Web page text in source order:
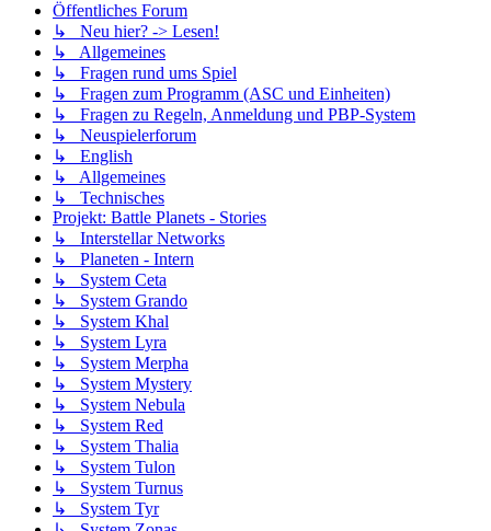
Öffentliches Forum
↳ Neu hier? -> Lesen!
↳ Allgemeines
↳ Fragen rund ums Spiel
↳ Fragen zum Programm (ASC und Einheiten)
↳ Fragen zu Regeln, Anmeldung und PBP-System
↳ Neuspielerforum
↳ English
↳ Allgemeines
↳ Technisches
Projekt: Battle Planets - Stories
↳ Interstellar Networks
↳ Planeten - Intern
↳ System Ceta
↳ System Grando
↳ System Khal
↳ System Lyra
↳ System Merpha
↳ System Mystery
↳ System Nebula
↳ System Red
↳ System Thalia
↳ System Tulon
↳ System Turnus
↳ System Tyr